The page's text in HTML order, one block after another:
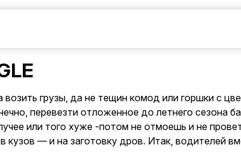
грузы, да не тещин комод или горшки с
перевезти отложенное до летнего сезона
или того хуже -потом не отмоешь и не
кузов — и на заготовку дров. Итак, водителей